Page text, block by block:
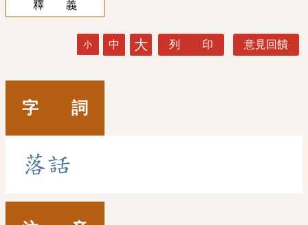
釋 義
小 中 大 列 印 意見回饋
字 詞
落話